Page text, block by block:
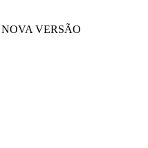
VERSÃO